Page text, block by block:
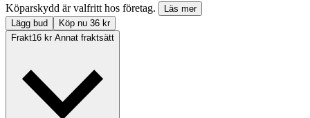
Köparskydd är valfritt hos företag.
Läs mer
Lägg bud
Köp nu 36 kr
Frakt16 kr Annat fraktsätt